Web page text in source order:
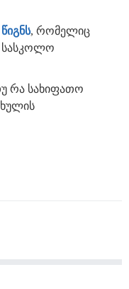
, რომელიც
სასკოლო
რა სახიფათო